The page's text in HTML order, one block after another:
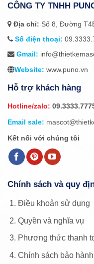
CÔNG TY TNHH
Địa chỉ: Số 8, Đường
Số điện thoại:
Gmail:
Website: www.puno.vn
Hỗ trợ khách hàng
Hotline/zalo:
Email sale:
Kết nối với chúng tôi
Chính sách và quy
Điều khoản sử dụng
Quyền và nghĩa vụ
Phương thức thanh
Chính sách bảo hành